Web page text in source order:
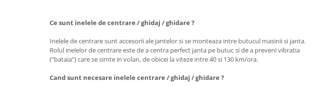
Ce sunt inelele de centrare / ghidaj / ghidare ?
Inelele de centrare sunt accesorii ale jantelor si se monteaza intre butucul masinii si janta.
Rolul inelelor de centrare este de a centra perfect janta pe butuc si de a preveni vibratia
(“bataia”) care se simte in volan, de obicei la viteze intre 40 si 130 km/ora.
Cand sunt necesare inelele centrare / ghidaj / ghidare ?